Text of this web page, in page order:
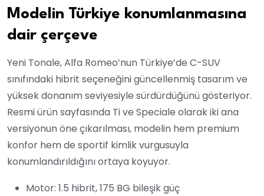
Modelin Türkiye konumlanmasına
dair çerçeve
Yeni Tonale, Alfa Romeo’nun Türkiye’de C-SUV
sınıfındaki hibrit seçeneğini güncellenmiş tasarım ve
yüksek donanım seviyesiyle sürdürdüğünü gösteriyor.
Resmi ürün sayfasında Ti ve Speciale olarak iki ana
versiyonun öne çıkarılması, modelin hem premium
konfor hem de sportif kimlik vurgusuyla
konumlandırıldığını ortaya koyuyor.
Motor: 1.5 hibrit, 175 BG bileşik güç